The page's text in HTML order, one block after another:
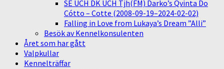
SE UCH DK UCH Tjh(FM) Darko’s Qvinta Do
Cótto – Cotte (2008-09-19–2024-02-02)
Falling in Love from Lukaya’s Dream ”Alli”
Besök av Kennelkonsulenten
Året som har gått
Valpkullar
Kennelträffar